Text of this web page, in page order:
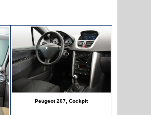
Peugeot 207, Cockpit